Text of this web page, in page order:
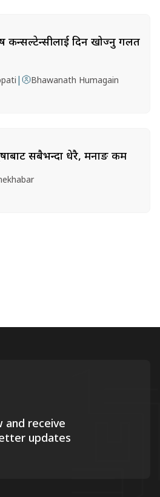
कन्सल्टेन्सीलाई दिन खोज्नु गलत
| Bhawanath Humagain
सबैभन्दा धेरै, मनाङ कम
and receive
updates